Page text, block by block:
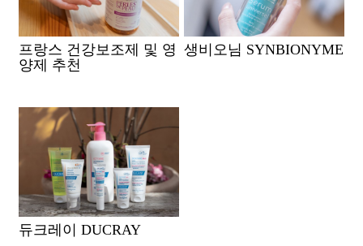
프랑스 건강보조제 및 영
양제 추천
생비오님 SYNBIONYME
듀크레이 DUCRAY